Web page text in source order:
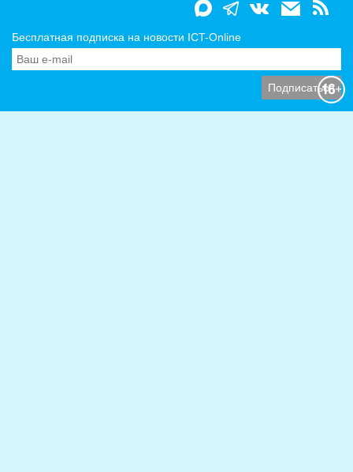
Бесплатная подписка на новости ICT-Online